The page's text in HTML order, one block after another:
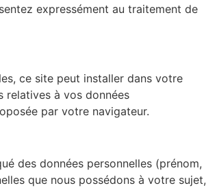
expressément au traitement de
ce site peut installer dans votre
relatives à vos données
par votre navigateur.
des données personnelles (prénom,
que nous possédons à votre sujet,